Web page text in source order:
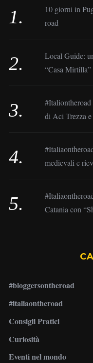
10 giorni in
road
Local Guide:
“Casa Mirtilla”
di Aci Trezza
medievali e
Catania con
#bloggersontheroad
#italiaontheroad
Consigli Pratici
Curiosità
Eventi nel mondo